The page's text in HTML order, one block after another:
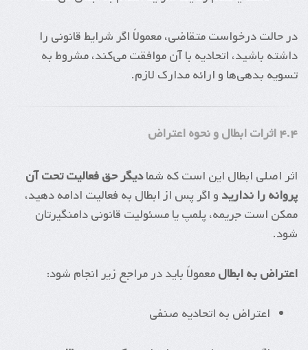
در حالت درخواست متقاضی، معمولاً اگر شرایط قانونی را
داشته باشید، اتحادیه با آن موافقت می‌کند، مشروط به
تسویه بدهی‌ها و ارائه مدارک لازم.
۴.۴ اثرات ابطال و نحوه اعتراض
اثر اصلی ابطال این است که شمادیگر حق فعالیت تحت آن
پروانه را ندارید و اگر پس از ابطال به فعالیت ادامه دهید،
ممکن است جریمه، پلمپ یا مسئولیت قانونی دامنگیرتان
شود.
اعتراض به ابطالمعمولاً باید در مراجع زیر انجام شود:
اعتراض به اتحادیه صنفی